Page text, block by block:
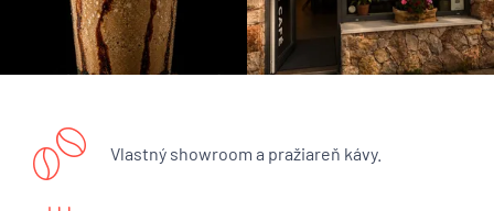
Vlastný showroom a pražiareň kávy.